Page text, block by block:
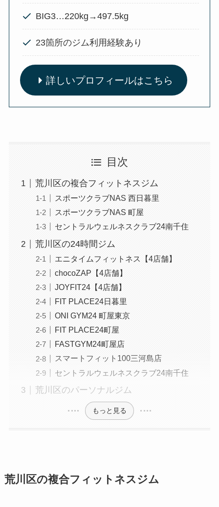
BIG3…220kg→497.5kg
23箇所のジム利用経験あり
詳しいプロフィールはこちら
目次
荒川区の複合フィットネスジム
スポーツクラブNAS 西日暮里
スポーツクラブNAS 町屋
セントラルウェルネスクラブ24南千住
荒川区の24時間ジム
エニタイムフィットネス【4店舗】
chocoZAP【4店舗】
JOYFIT24【4店舗】
FIT PLACE24日暮里
ONI GYM24 町屋東京
FIT PLACE24町屋
FASTGYM24町屋店
スマートフィット100三河島店
セントラルウェルネスクラブ24南千住
荒川区のパーソナルジム
もっと見る
荒川区の複合フィットネスジム